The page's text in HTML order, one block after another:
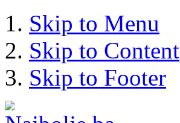
Skip to Menu
Skip to Content
Skip to Footer